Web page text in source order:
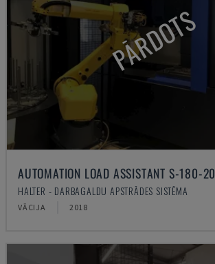
PĀRDOTS
AUTOMATION LOAD ASSISTANT S-180-20
HALTER - DARBAGALDU APSTRĀDES SISTĒMA
VĀCIJA 2018